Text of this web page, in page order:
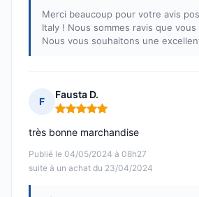
Merci beaucoup pour votre avis
Italy ! Nous sommes ravis que
Nous vous souhaitons une
F
Fausta D.
Note : 5 sur 5
Publié le 04/05/2024 à 08h27
suite à un achat du 23/04/2024
très bonne marchandise